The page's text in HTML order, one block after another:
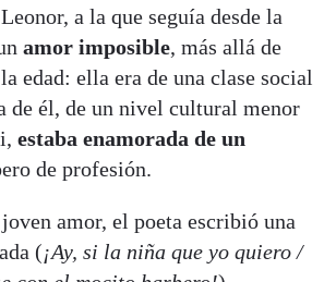
a la que seguía desde la
amor imposible, más allá de
edad: ella era de una clase social
de él, de un nivel cultural menor
estaba enamorada de un
de profesión.
amor, el poeta escribió una
(¡Ay, si la niña que yo quiero /